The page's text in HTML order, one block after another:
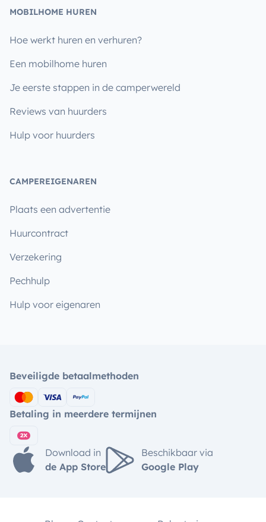
MOBILHOME HUREN
Hoe werkt huren en verhuren?
Een mobilhome huren
Je eerste stappen in de camperwereld
Reviews van huurders
Hulp voor huurders
CAMPEREIGENAREN
Plaats een advertentie
Huurcontract
Verzekering
Pechhulp
Hulp voor eigenaren
Beveiligde betaalmethoden
Betaling in meerdere termijnen
Download in
de App Store
Beschikbaar via
Google Play